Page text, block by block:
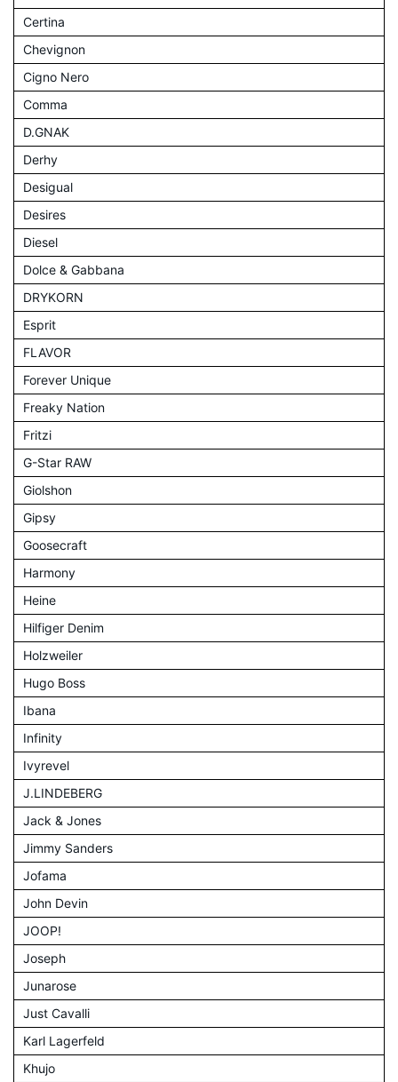
Certina
Chevignon
Cigno Nero
Comma
D.GNAK
Derhy
Desigual
Desires
Diesel
Dolce & Gabbana
DRYKORN
Esprit
FLAVOR
Forever Unique
Freaky Nation
Fritzi
G-Star RAW
Giolshon
Gipsy
Goosecraft
Harmony
Heine
Hilfiger Denim
Holzweiler
Hugo Boss
Ibana
Infinity
Ivyrevel
J.LINDEBERG
Jack & Jones
Jimmy Sanders
Jofama
John Devin
JOOP!
Joseph
Junarose
Just Cavalli
Karl Lagerfeld
Khujo